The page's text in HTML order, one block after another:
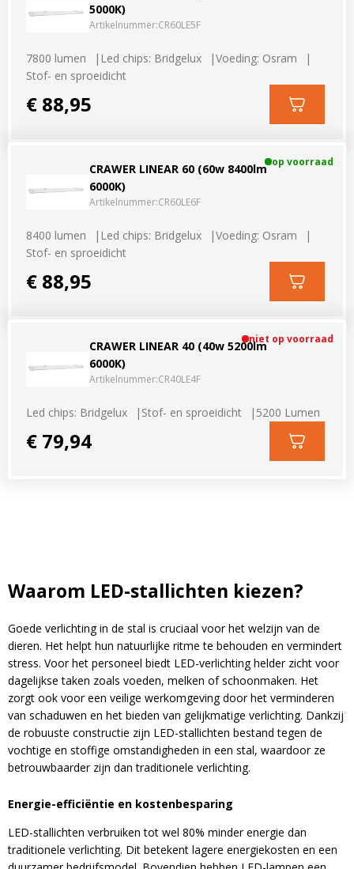
5000K)
Artikelnummer:CR60LE5F
7800 lumen Led chips: Bridgelux
Voeding: Osram
Stof- en sproeidicht
€ 88,95
CRAWER LINEAR 60 (60w 8400lm
6000K)
Artikelnummer:CR60LE6F
op voorraad
8400 lumen Led chips: Bridgelux
Voeding: Osram
Stof- en sproeidicht
€ 88,95
CRAWER LINEAR 40 (40w 5200lm
6000K)
Artikelnummer:CR40LE4F
niet op voorraad
Led chips: Bridgelux Stof- en sproeidicht 5200 Lumen
€ 79,94
Waarom LED-stallichten kiezen?
Goede verlichting in de stal is cruciaal voor het welzijn van de
dieren. Het helpt hun natuurlijke ritme te behouden en vermindert
stress. Voor het personeel biedt LED-verlichting helder zicht voor
dagelijkse taken zoals voeden, melken of schoonmaken. Het
zorgt ook voor een veilige werkomgeving door het verminderen
van schaduwen en het bieden van gelijkmatige verlichting. Dankzij
de robuuste constructie zijn LED-stallichten bestand tegen de
vochtige en stoffige omstandigheden in een stal, waardoor ze
betrouwbaarder zijn dan traditionele verlichting.
Energie-efficiëntie en kostenbesparing
LED-stallichten verbruiken tot wel 80% minder energie dan
traditionele verlichting. Dit betekent lagere energiekosten en een